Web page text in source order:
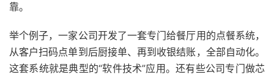
靠。
举个例子，一家公司开发了一套专门给餐厅用的点餐系统，
从客户扫码点单到后厨接单、再到收银结账，全部自动化。
这套系统就是典型的“软件技术”应用。还有些公司专门做芯